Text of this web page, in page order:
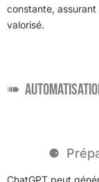
constante,
valorisé.